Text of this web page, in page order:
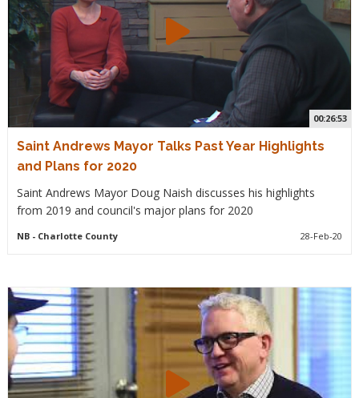
00:26:53
Saint Andrews Mayor Talks Past Year Highlights
and Plans for 2020
Saint Andrews Mayor Doug Naish discusses his highlights
from 2019 and council's major plans for 2020
NB- Charlotte County 28-Feb-20